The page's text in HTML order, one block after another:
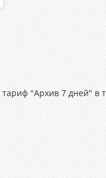
"Архив 7 дней"